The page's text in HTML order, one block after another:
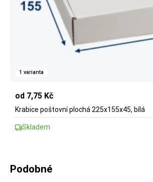
1 varianta
od 7,75 Kč
Krabice poštovní plochá 225x155x45, bílá
Skladem
Podobné